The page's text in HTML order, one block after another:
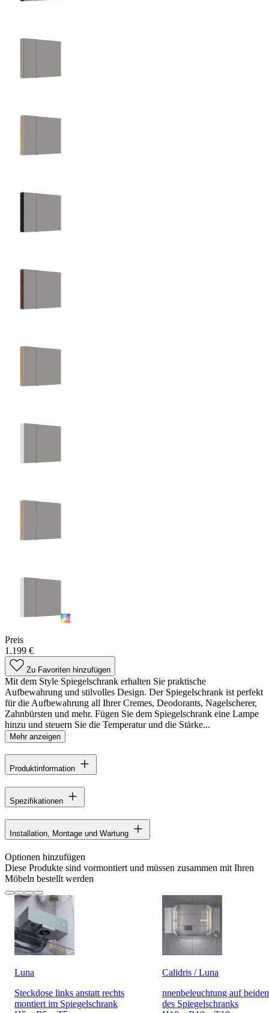
Preis
1.199 €
Zu Favoriten hinzufügen
Mit dem Style Spiegelschrank erhalten Sie praktische
Aufbewahrung und stilvolles Design. Der Spiegelschrank ist perfekt
für die Aufbewahrung all Ihrer Cremes, Deodorants, Nagelscherer,
Zahnbürsten und mehr. Fügen Sie dem Spiegelschrank eine Lampe
hinzu und steuern Sie die Temperatur und die Stärke...
Mehr anzeigen
Produktinformation
Spezifikationen
Installation, Montage und Wartung
Optionen hinzufügen
Diese Produkte sind vormontiert und müssen zusammen mit Ihren
Möbeln bestellt werden
Luna
Steckdose links anstatt rechts
montiert im Spiegelschrank
Calidris / Luna
nnenbeleuchtung auf
des Spiegelschranks